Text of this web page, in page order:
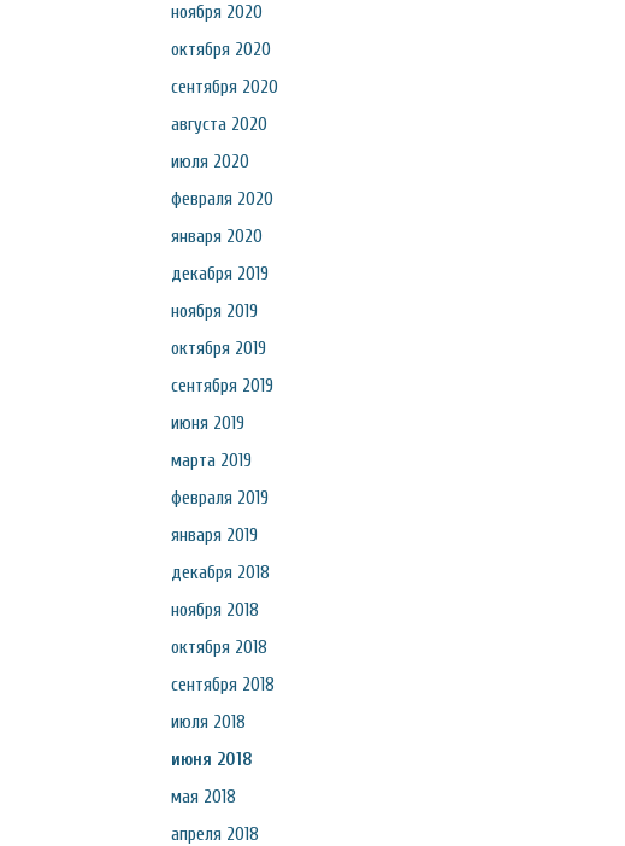
ноября 2020
октября 2020
сентября 2020
августа 2020
июля 2020
февраля 2020
января 2020
декабря 2019
ноября 2019
октября 2019
сентября 2019
июня 2019
марта 2019
февраля 2019
января 2019
декабря 2018
ноября 2018
октября 2018
сентября 2018
июля 2018
июня 2018
мая 2018
апреля 2018